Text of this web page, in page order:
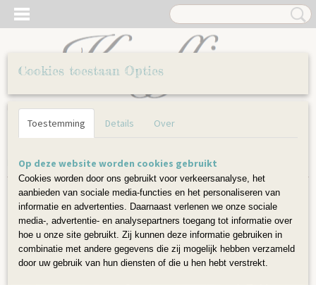
Inloggen Registreren
Home >Knuffels en speelgoed >Knuffels>Klein beertje Bram
Cookies toestaan Opties
Toestemming Details Over
Op deze website worden cookies gebruikt
Cookies worden door ons gebruikt voor verkeersanalyse, het
aanbieden van sociale media-functies en het personaliseren van
informatie en advertenties. Daarnaast verlenen we onze sociale
media-, advertentie- en analysepartners toegang tot informatie over
hoe u onze site gebruikt. Zij kunnen deze informatie gebruiken in
combinatie met andere gegevens die zij mogelijk hebben verzameld
door uw gebruik van hun diensten of die u hen hebt verstrekt.